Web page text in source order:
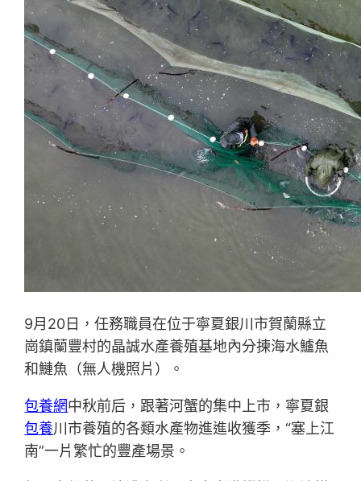
9月20日，任務職員在位于寧夏銀川市賀蘭縣立
崗鎮蘭豐村的晶誠水產養殖基地內分揀海水鱸魚
和鰱魚（無人機照片）。
包養網中秋前后，跟著河蟹的集中上市，寧夏銀
包養川市養殖的各類水產物進進收獲季，“塞上江
南”一片繁忙的豐產場景。